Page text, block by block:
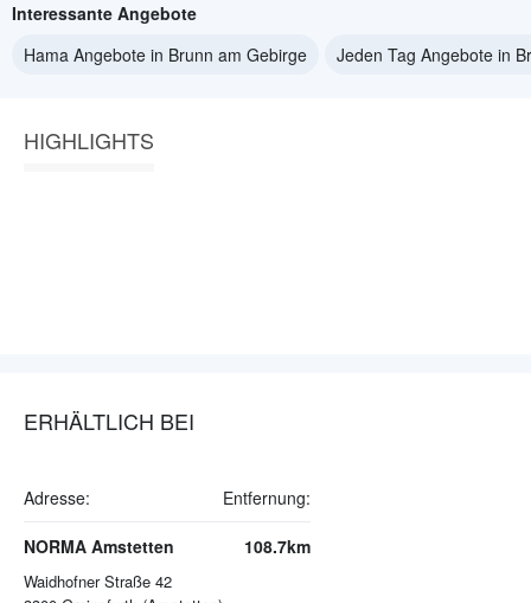
Interessante Angebote
Hama Angebote in Brunn am Gebirge
Jeden Tag Angebote in
HIGHLIGHTS
ERHÄLTLICH BEI
Adresse: Entfernung:
NORMA Amstetten
Waidhofner Straße 42
108.7km